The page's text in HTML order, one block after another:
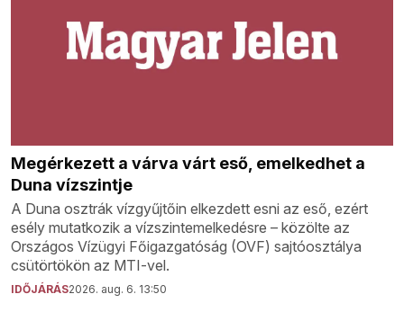
Megérkezett a várva várt eső, emelkedhet a
Duna vízszintje
A Duna osztrák vízgyűjtőin elkezdett esni az eső, ezért
esély mutatkozik a vízszintemelkedésre – közölte az
Országos Vízügyi Főigazgatóság (OVF) sajtóosztálya
csütörtökön az MTI-vel.
IDŐJÁRÁS2026. aug. 6. 13:50